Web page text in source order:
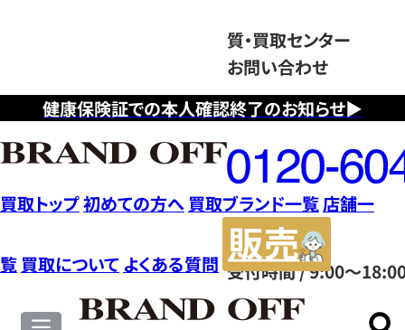
健康保険証での本人確認終了のお知らせ▶
質・買取センター
お問い合わせ
フ
リ
ー
ダ
イ
ヤ
ル
0120604117
受付時間 / 9:00～
買取トップ初めての方へ 買取ブランド一覧店舗一
覧 買取について よくある質問
サ